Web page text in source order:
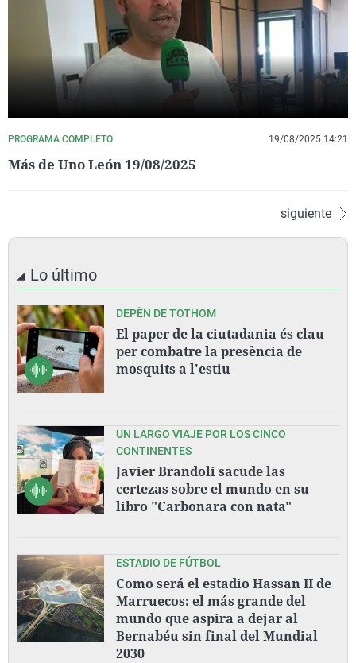
PROGRAMA COMPLETO 19/08/2025 14:21
Más de Uno León 19/08/2025
siguiente
Lo último
DEPÈN DE TOTHOM
El paper de la ciutadania és clau
per combatre la presència de
mosquits a l'estiu
UN LARGO VIAJE POR LOS CINCO
CONTINENTES
Javier Brandoli sacude las
certezas sobre el mundo en su
libro "Carbonara con nata"
ESTADIO DE FÚTBOL
Como será el estadio Hassan II de
Marruecos: el más grande del
mundo que aspira a dejar al
Bernabéu sin final del Mundial
2030